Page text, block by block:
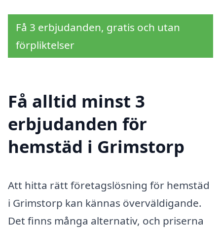
Få 3 erbjudanden, gratis och utan
förpliktelser
Få alltid minst 3
erbjudanden för
hemstäd i Grimstorp
Att hitta rätt företagslösning för hemstäd
i Grimstorp kan kännas överväldigande.
Det finns många alternativ, och priserna